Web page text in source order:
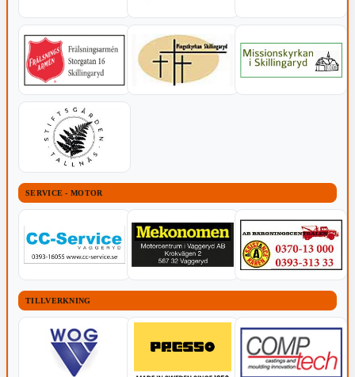
SERVICE - MOTOR
TILLVERKNING